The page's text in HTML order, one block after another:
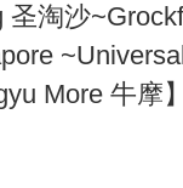
圣淘沙
More 牛摩